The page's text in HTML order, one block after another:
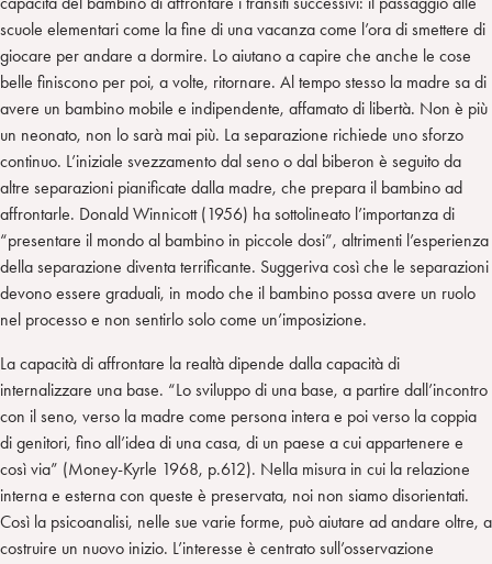
scuole elementari come la fine di una vacanza come l’ora di smettere di
giocare per andare a dormire. Lo aiutano a capire che anche le cose
belle finiscono per poi, a volte, ritornare. Al tempo stesso la madre sa di
avere un bambino mobile e indipendente, affamato di libertà. Non è più
un neonato, non lo sarà mai più. La separazione richiede uno sforzo
continuo. L’iniziale svezzamento dal seno o dal biberon è seguito da
altre separazioni pianificate dalla madre, che prepara il bambino ad
affrontarle. Donald Winnicott (1956) ha sottolineato l’importanza di
“presentare il mondo al bambino in piccole dosi”, altrimenti l’esperienza
della separazione diventa terrificante. Suggeriva così che le separazioni
devono essere graduali, in modo che il bambino possa avere un ruolo
nel processo e non sentirlo solo come un’imposizione.
La capacità di affrontare la realtà dipende dalla capacità di
internalizzare una base. “Lo sviluppo di una base, a partire dall’incontro
con il seno, verso la madre come persona intera e poi verso la coppia
di genitori, fino all’idea di una casa, di un paese a cui appartenere e
così via” (Money-Kyrle 1968, p.612). Nella misura in cui la relazione
interna e esterna con queste è preservata, noi non siamo disorientati.
Così la psicoanalisi, nelle sue varie forme, può aiutare ad andare oltre, a
costruire un nuovo inizio. L’interesse è centrato sull’osservazione